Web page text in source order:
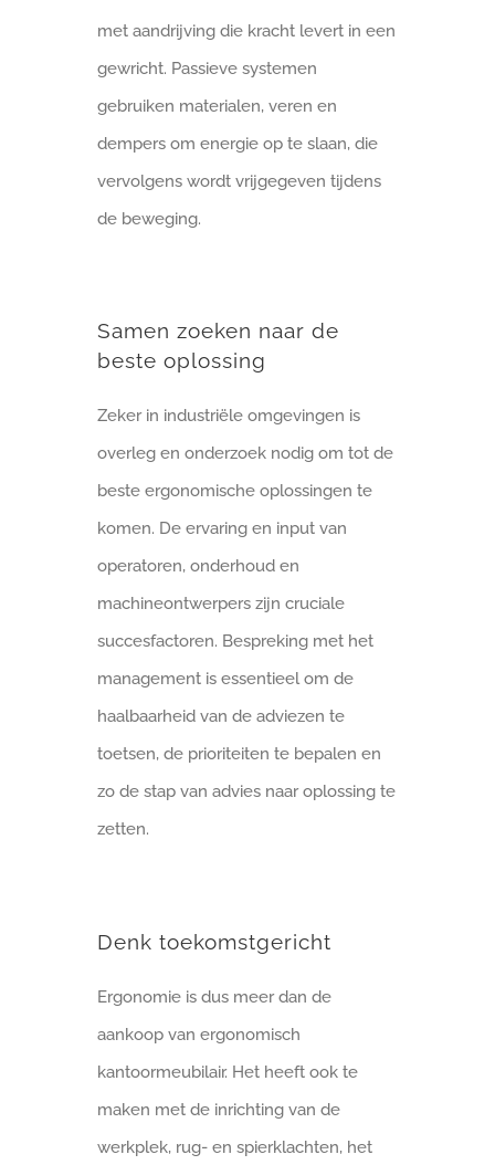
met aandrijving die kracht levert in een
gewricht. Passieve systemen
gebruiken materialen, veren en
dempers om energie op te slaan, die
vervolgens wordt vrijgegeven tijdens
de beweging.
Samen zoeken naar de
beste oplossing
Zeker in industriële omgevingen is
overleg en onderzoek nodig om tot de
beste ergonomische oplossingen te
komen. De ervaring en input van
operatoren, onderhoud en
machineontwerpers zijn cruciale
succesfactoren. Bespreking met het
management is essentieel om de
haalbaarheid van de adviezen te
toetsen, de prioriteiten te bepalen en
zo de stap van advies naar oplossing te
zetten.
Denk toekomstgericht
Ergonomie is dus meer dan de
aankoop van ergonomisch
kantoormeubilair. Het heeft ook te
maken met de inrichting van de
werkplek, rug- en spierklachten, het